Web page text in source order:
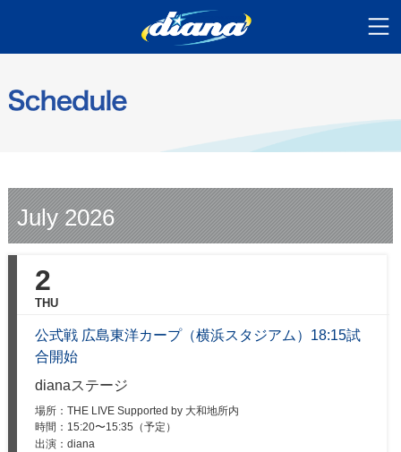
July 2026
2
THU
公式戦 広島東洋カープ（横浜スタジアム）18:15試
合開始
dianaステージ
場所：THE LIVE Supported by 大和地所内
時間： 15:20〜15:35（予定）
出演：diana